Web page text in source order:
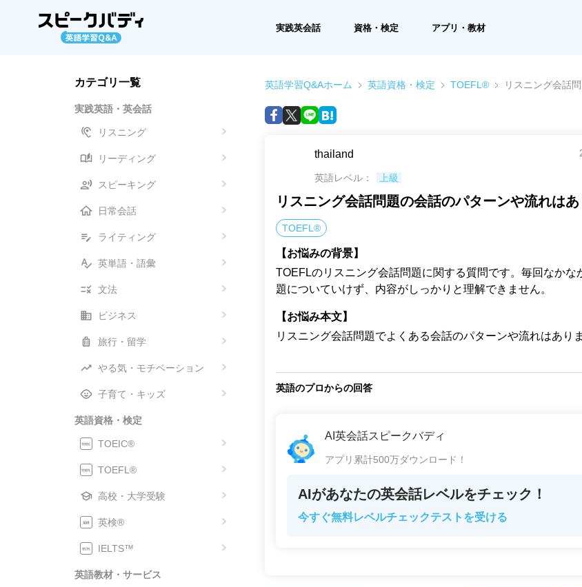
実践英会話 資格・検定 アプリ・教材
カテゴリ一覧
実践英語・英会話
リスニング
リーディング
スピーキング
日常会話
ライティング
英単語・語彙
文法
ビジネス
旅行・留学
やる気・モチベーション
子育て・キッズ
英語資格・検定
TOEIC®
TOEFL®
高校・大学受験
英検®
IELTS™
英語教材・サービス
英語学習Q&Aホーム 英語資格・検定 TOEFL® リスニング会話
thailand
英語レベル： 上級
リスニング会話問題の会話のパターンや流れはあ
TOEFL®
【お悩みの背景】
TOEFLのリスニング会話問題に関する質問です。毎回なかな
題についていけず、内容がしっかりと理解できません。
【お悩み本文】
リスニング会話問題でよくある会話のパターンや流れはあり
英語のプロからの回答
AI英会話スピークバディ
アプリ累計500万ダウンロード！
AIがあなたの英会話レベルをチェック！
今すぐ無料レベルチェックテストを受ける